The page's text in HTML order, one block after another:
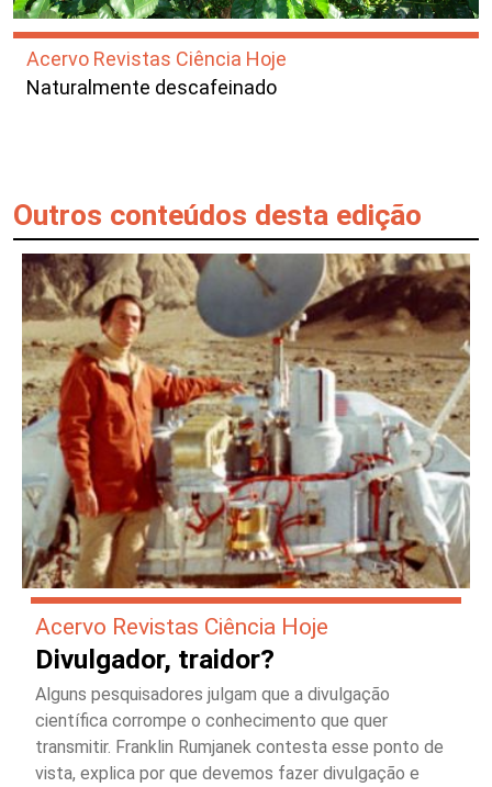
Acervo Revistas Ciência Hoje
Naturalmente descafeinado
Outros conteúdos desta edição
Acervo Revistas Ciência Hoje
Divulgador, traidor?
Alguns pesquisadores julgam que a divulgação
científica corrompe o conhecimento que quer
transmitir. Franklin Rumjanek contesta esse ponto de
vista, explica por que devemos fazer divulgação e